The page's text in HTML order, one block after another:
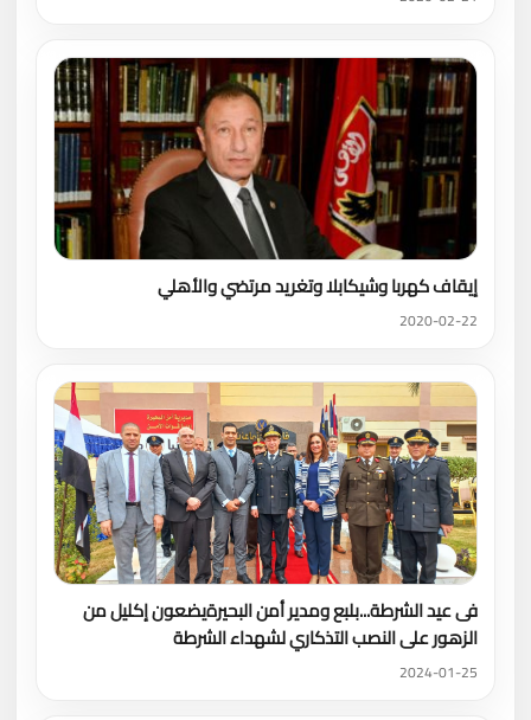
إيقاف كهربا وشيكابلا وتغريد مرتضي والأهلي
2020-02-22
فى عيد الشرطة...بلبع ومدير أمن البحيرةيضعون إكليل من
الزهور على النصب التذكاري لشهداء الشرطة
2024-01-25